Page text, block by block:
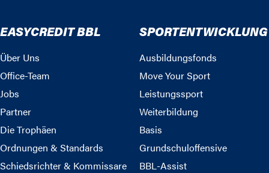
EASYCREDIT BBL
Über Uns
Office-Team
Jobs
Partner
Die Trophäen
Ordnungen & Standards
Schiedsrichter & Kommissare
SPORTENTWICKLUNG
Ausbildungsfonds
Move Your Sport
Leistungssport
Weiterbildung
Basis
Grundschuloffensive
BBL-Assist